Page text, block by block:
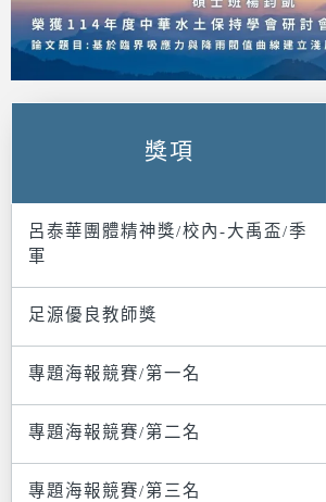
獎項
呂泰華團體精神獎/校內-大禹盃/季
軍
足源優良教師獎
專題海報競賽/第一名
專題海報競賽/第二名
專題海報競賽/第三名